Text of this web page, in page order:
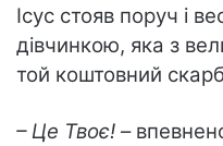
Ісус стояв поруч і
дівчинкою, яка з
той коштовний
– Це Твоє! –